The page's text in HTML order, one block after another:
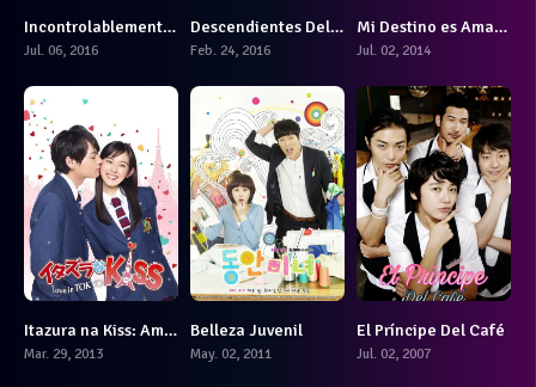
7.4Incontrolablemente Enamorados
Jul. 06, 2016
8.357Descendientes Del Sol
Feb. 24, 2016
8.286Mi Destino es Amarte
Jul. 02, 2014
7.465Itazura na Kiss: Amor en Tokyo
Mar. 29, 2013
Belleza Juvenil
May. 02, 2011
8.161
El Príncipe Del Café
Jul. 02, 2007